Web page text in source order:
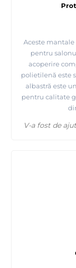
Aceste
pentru
acoperire
polietilenă este
albastră este
pentru calitate
V-a fost de